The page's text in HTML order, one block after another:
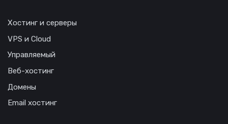
Хостинг и серверы
VPS и Cloud
Управляемый
Веб-хостинг
Домены
Email хостинг